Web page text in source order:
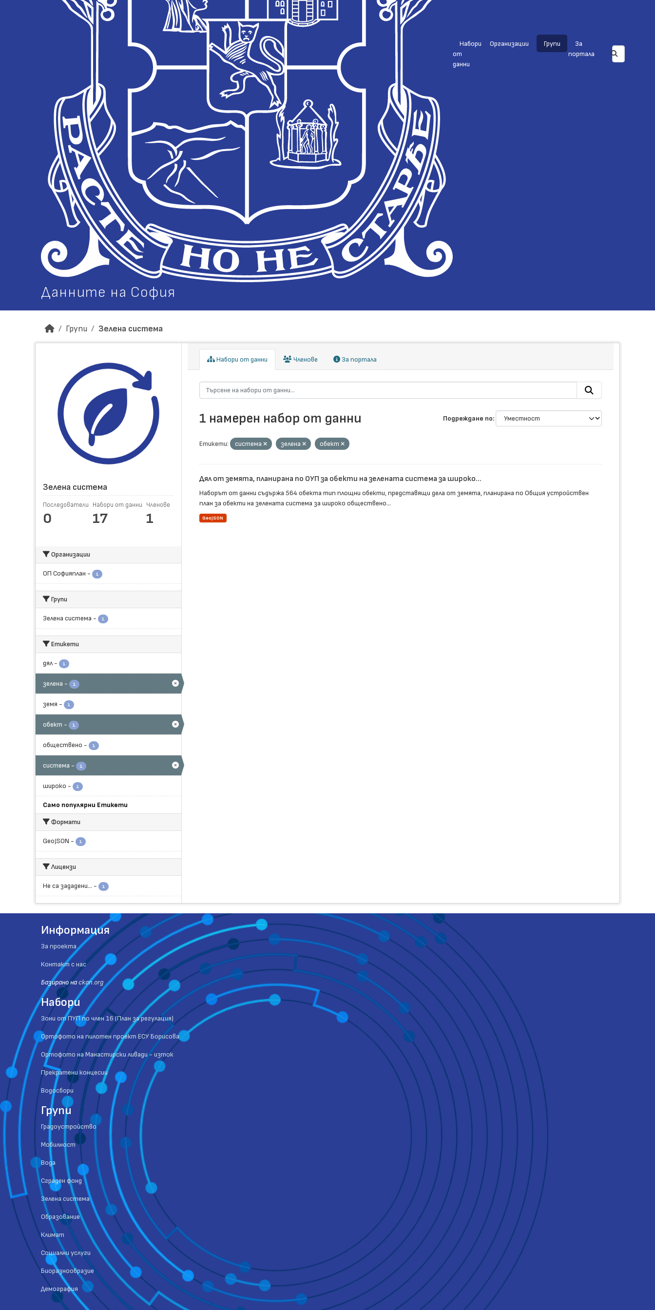
Данните на София
Набори
от
данни
Организации Групи
За
портала
Групи Зелена система
Зелена система
Последователи
0
Набори от данни
17
Членове
1
Организации
ОП Софияплан - 1
Групи
Зелена система - 1
Етикети
дял - 1
зелена - 1
земя - 1
обект - 1
обществено - 1
система - 1
широко - 1
Само популярни Етикети
Формати
GeoJSON - 1
Лицензи
Не са зададени... - 1
Набори от данни Членове За портала
Подреждане по
1 намерен набор от данни
Етикети: система зелена обект
Дял от земята, планирана по ОУП за обекти на зелената система за широко...
Наборът от данни съдържа 564 обекта тип площни обекти, представящи дела от земята, планирана по Общия устройствен
план за обекти на зелената система за широко обществено...
GeoJSON
Информация
За проекта
Контакт с нас
Базиранo на ckan.org
Набори
Зони от ПУП по член 16 (План за регулация)
Ортофото на пилотен проект ЕСУ Борисова
Ортофото на Манастирски ливади - изток
Прекратени концесии
Водосбори
Групи
Градоустройство
Мобилност
Вода
Сграден фонд
Зелена система
Образование
Климат
Социални услуги
Биоразнообразие
Демография